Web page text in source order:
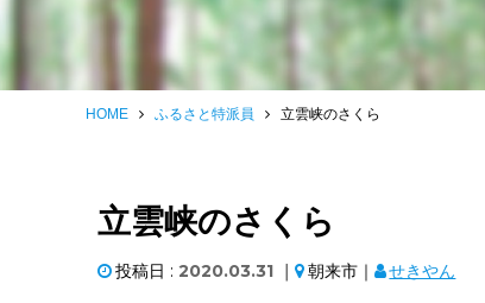
HOME ふるさと特派員 立雲峡のさくら
立雲峡のさくら
投稿日 : 2020.03.31｜ 朝来市｜ せきやん